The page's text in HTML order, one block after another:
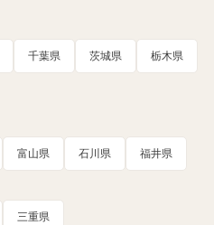
千葉県 茨城県 栃木県
富山県 石川県 福井県
三重県